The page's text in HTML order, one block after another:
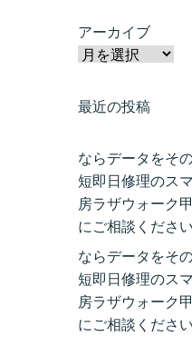
アーカイブ
最近の投稿
ならデータをそ
短即日修理のス
房ラザウォーク
にご相談ください
ならデータをそ
短即日修理のス
房ラザウォーク
にご相談ください